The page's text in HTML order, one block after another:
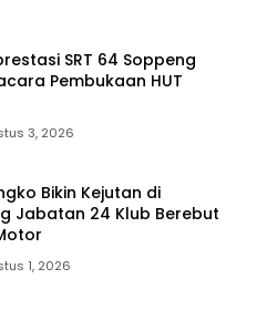
SRT 64 Soppeng
Pembukaan HUT
3, 2026
Bikin Kejutan di
Jabatan 24 Klub Berebut
1, 2026